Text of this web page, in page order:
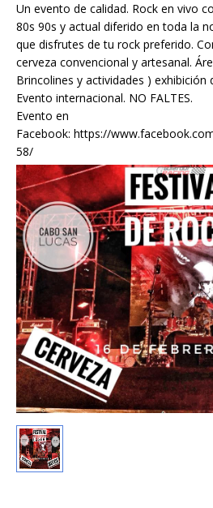
Un evento de calidad. Rock en vivo
80s 90s y actual diferido en toda la
que disfrutes de tu rock preferido.
cerveza convencional y artesanal.
Brincolines y actividades )
Evento internacional. NO FALTES.
Evento en
Facebook: https://
58/